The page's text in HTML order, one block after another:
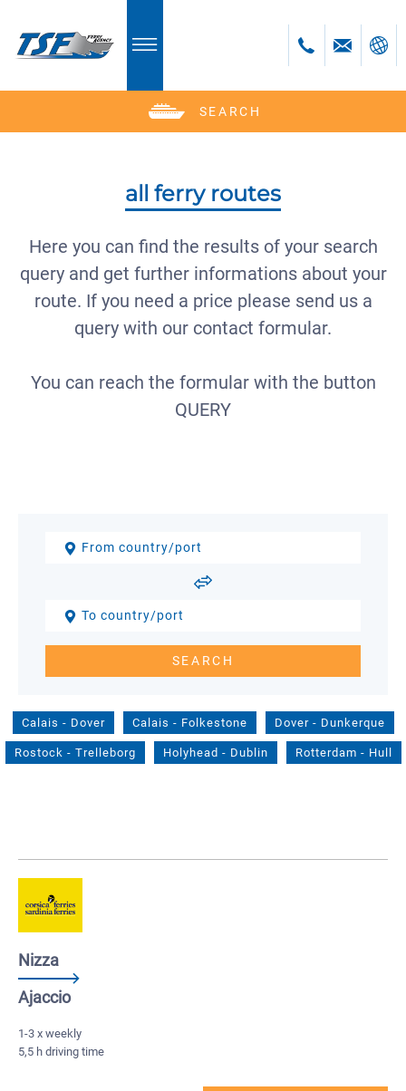
SEARCH
Česky
Bulgară
all ferry routes
Here you can find the results of your search
query and get further informations about your
route. If you need a price please send us a
query with our contact formular.
You can reach the formular with the button
QUERY
Calais - Dover Calais - Folkestone Dover- Dunkerque
Rostock - Trelleborg Holyhead - Dublin Rotterdam - Hull
Nizza
Ajaccio
1-3 x weekly
5,5 h driving time